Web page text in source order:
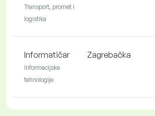
Transport, promet i
logistika
Informatičar
Informacijske
tehnologije
Zagrebačka